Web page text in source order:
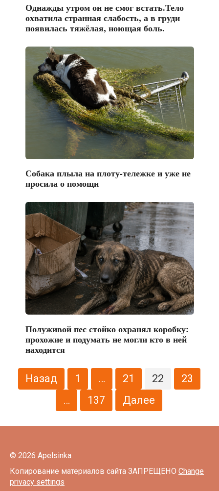
Однажды утром он не смог встать.Тело
охватила странная слабость, а в груди
появилась тяжёлая, ноющая боль.
Собака плыла на плоту-тележке и уже не
просила о помощи
Полуживой пес стойко охранял коробку:
прохожие и подумать не могли кто в ней
находится
Пагинация
записей
Назад 1 … 21 22
23
…
137 Далее
© 2026 Apelsinka
Копирование материалов сайта ЗАПРЕЩЕНО Change
privacy settings